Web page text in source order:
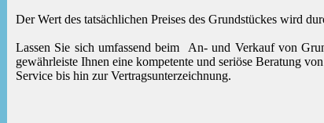
Der Wert des tatsächlichen Preises des Grundstückes wird
Lassen Sie sich umfassend beim
An- und Verkauf von
gewährleiste Ihnen eine kompetente und seriöse Beratung
Service bis hin zur Vertragsunterzeichnung.